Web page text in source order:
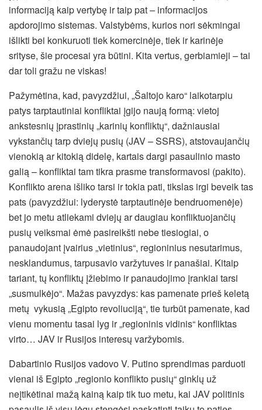
informaciją kaip vertybę ir taip pat – informacijos
apdorojimo sistemas. Valstybėms, kurios nori sėkmingai
išlikti bei konkuruoti tiek komercinėje, tiek ir karinėje
srityse, šie procesai yra būtini. Kita vertus, gerbiamieji – tai
dar toli gražu ne viskas!
Pažymėtina, kad, pavyzdžiui, „Šaltojo karo“ laikotarpiu
patys tarptautiniai konfliktai įgijo naują formą: vietoj
ankstesnių įprastinių „karinių konfliktų“, dažniausiai
vykstančių tarp dviejų pusių (JAV – SSRS), atstovaujančių
vienokią ar kitokią didelę, kartais dargi pasaulinio masto
galią – konfliktai tam tikra prasme transformavosi (pakito).
Konflikto arena išliko tarsi ir tokia pati, tikslas irgi beveik tas
pats (pavyzdžiui: lyderystė tarptautinėje bendruomenėje)
bet jo metu atliekami dviejų ar daugiau konfliktuojančių
pusių veiksmai ėmė pasireikšti nebe tiesiogiai, o
panaudojant įvairius „vietinius“, regioninius nesutarimus,
nesklandumus, tarpusavio varžytuves ir panašiai. Kitaip
tariant, tų konfliktų įžiebimo ir panaudojimo įrankiai tarsi
„susmulkėjo“. Mažas pavyzdys: kas pamenate prieš keletą
metų vykusią „Egipto revoliuciją“, tie turbūt pamenate, kad
vienu momentu tasai lyg ir „regioninis vidinis“ konfliktas
virto… JAV ir Rusijos interesų varžybomis.
Dabartinio Rusijos vadovo V. Putino sprendimas parduoti
vienai iš Egipto „regionio konflikto pusių“ ginklų už
neįtikėtinai mažą kainą kaip tik tuo metu, kai JAV politinis